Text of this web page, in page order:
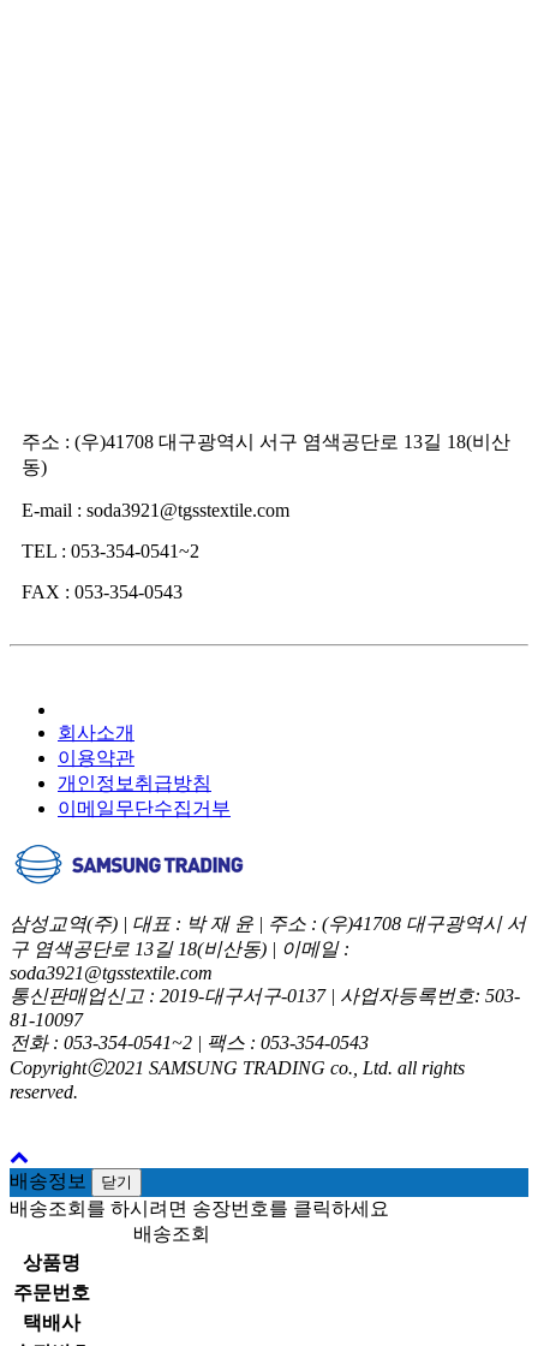
주소 : (우)41708 대구광역시 서구 염색공단로 13길 18(비산
동)
E-mail : soda3921@tgsstextile.com
TEL : 053-354-0541~2
FAX : 053-354-0543
회사소개
이용약관
개인정보취급방침
이메일무단수집거부
삼성교역(주) | 대표 : 박 재 윤 | 주소 : (우)41708 대구광역시 서
구 염색공단로 13길 18(비산동) | 이메일 :
soda3921@tgsstextile.com
통신판매업신고 : 2019-대구서구-0137 | 사업자등록번호: 503-
81-10097
전화 : 053-354-0541~2 | 팩스 : 053-354-0543
Copyrightⓒ2021 SAMSUNG TRADING co., Ltd. all rights
reserved.
배송정보 닫기
배송조회를 하시려면 송장번호를 클릭하세요
배송조회
상품명
주문번호
택배사